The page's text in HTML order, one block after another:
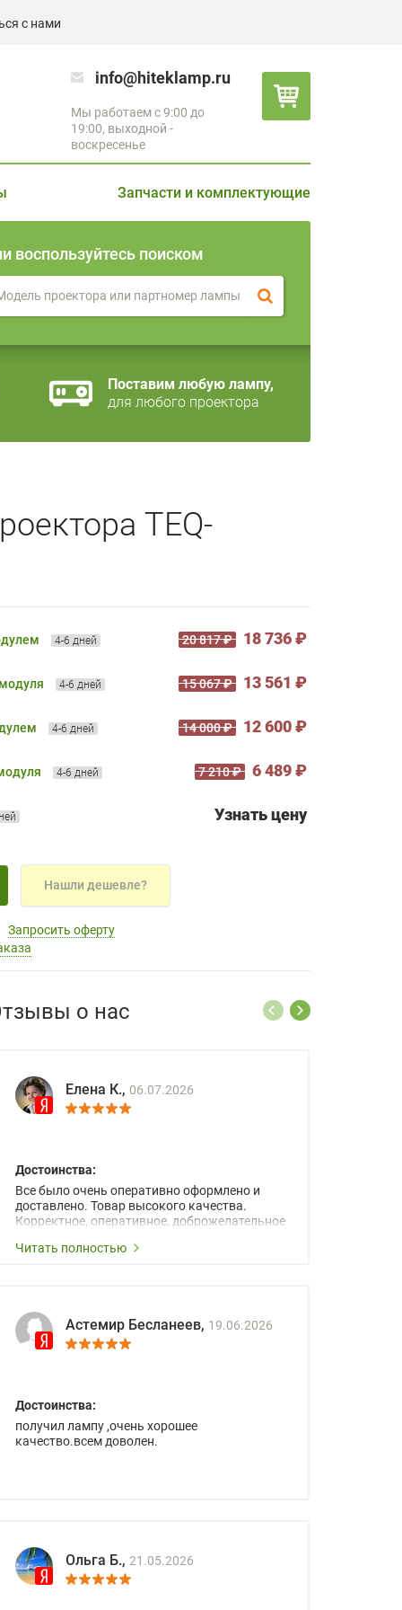
с нами
info@hiteklamp.ru
Мы работаем с 9:00 до
19:00, выходной -
воскресенье
Запчасти и комплектующие
воспользуйтесь поиском
Поставим любую лампу,
для любого проектора
TEQ-
4-6 дней 20 817 ₽ 18 736 ₽
4-6 дней 15 067 ₽ 13 561 ₽
4-6 дней 14 000 ₽ 12 600 ₽
4-6 дней 7 210 ₽ 6 489 ₽
Узнать цену
Нашли дешевле?
Запросить оферту
о нас
Елена К., 06.07.2026
Достоинства:
Все было очень оперативно оформлено и
доставлено. Товар высокого качества.
Корректное, оперативное, доброжелательное
Читать полностью
Астемир Бесланеев, 19.06.2026
Достоинства:
получил лампу ,очень хорошее
качество.всем доволен.
Ольга Б., 21.05.2026